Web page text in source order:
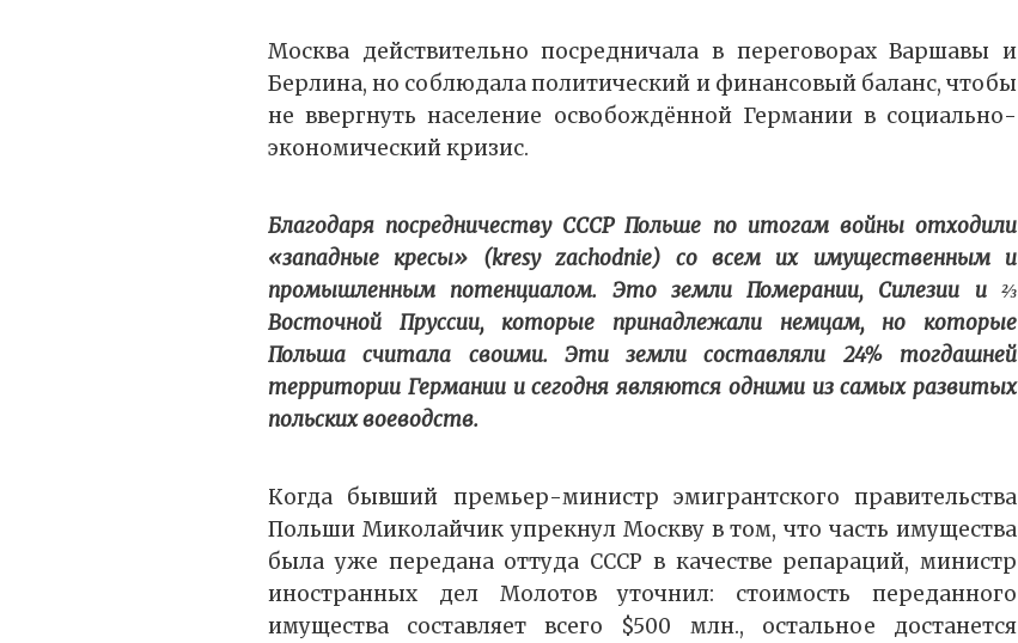
Москва действительно посредничала в переговорах Варшавы и
Берлина, но соблюдала политический и финансовый баланс, чтобы
не ввергнуть население освобождённой Германии в социально-
экономический кризис.
Благодаря посредничеству СССР Польше по итогам войны отходили
«западные кресы» (kresy zachodnie) со всем их имущественным и
промышленным потенциалом. Это земли Померании, Силезии и ⅔
Восточной Пруссии, которые принадлежали немцам, но которые
Польша считала своими. Эти земли составляли 24% тогдашней
территории Германии и сегодня являются одними из самых развитых
польских воеводств.
Когда бывший премьер-министр эмигрантского правительства
Польши Миколайчик упрекнул Москву в том, что часть имущества
была уже передана оттуда СССР в качестве репараций, министр
иностранных дел Молотов уточнил: стоимость переданного
имущества составляет всего $500 млн., остальное достанется